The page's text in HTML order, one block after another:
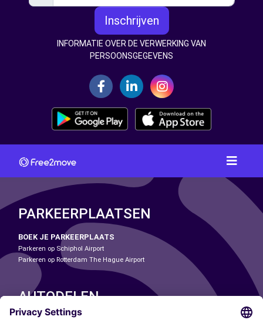
Inschrijven
INFORMATIE OVER DE VERWERKING VAN
PERSOONSGEGEVENS
PARKEERPLAATSEN
BOEK JE PARKEERPLAATS
Parkeren op Schiphol Airport
Parkeren op Rotterdam The Hague Airport
AUTODELEN